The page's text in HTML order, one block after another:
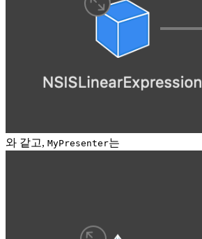
와 같고, MyPresenter는